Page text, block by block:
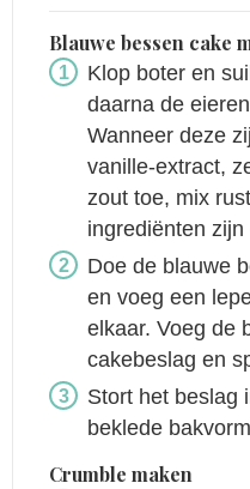
Blauwe bessen cake
Klop boter en
daarna de
Wanneer deze
vanille-extract,
zout toe, mix
ingrediënten
Doe de blauwe
en voeg een
elkaar. Voeg de
cakebeslag en
Stort het beslag
beklede
Crumble maken